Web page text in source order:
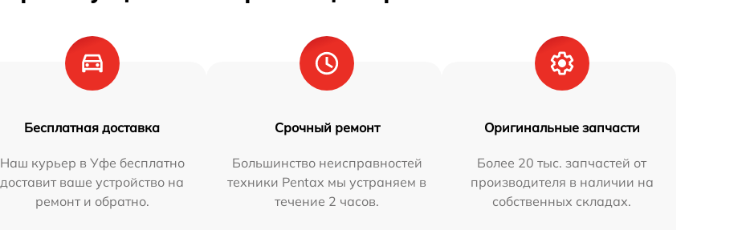
Бесплатная доставка
Наш курьер в Уфе бесплатно
доставит ваше устройство на
ремонт и обратно.
Срочный ремонт
Большинство неисправностей
техники Pentax мы устраняем в
течение 2 часов.
Оригинальные запчасти
Более 20 тыс. запчастей от
производителя в наличии на
собственных складах.